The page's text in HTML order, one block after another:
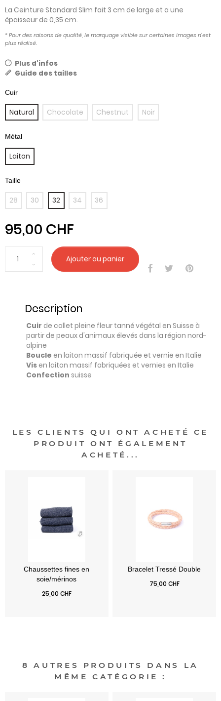
La Ceinture Standard Slim fait 3 cm de large et a une
épaisseur de 0,35 cm.
* Pour des raisons de qualité, le marquage visible sur certaines images n'est
plus réalisé.
Plus d'infos
Guide des tailles
Natural Chocolate Chestnut Noir
Laiton
28 30 32 34 36
95,00 CHF
Ajouter au panier
Description
Cuir de collet pleine fleur tanné végétal en Suisse à
partir de peaux d'animaux élevés dans la région nord-
alpine
Boucle en laiton massif fabriquée et vernie en Italie
Visen laiton massif fabriquées et vernies en Italie
Confection suisse
LES CLIENTS QUI ONT ACHETÉ CE
PRODUIT ONT ÉGALEMENT
ACHETÉ...
Prix
25,00 CHF
Prix
75,00 CHF
8 AUTRES PRODUITS DANS LA
MÊME CATÉGORIE :